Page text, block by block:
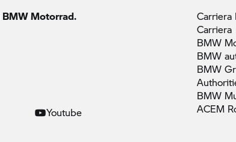
BMW Motorrad.
Youtube
Carriera
Carriera
BMW
BMW
BMW
BMW
ACEM